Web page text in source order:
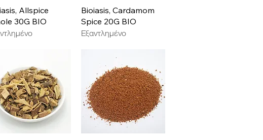
Γρήγορη προβολή
Allspice
30G BIO
Γρήγορη προβολή
Bioiasis, Cardamom
Spice 20G BIO
Εξαντλημένο